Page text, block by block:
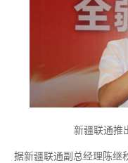
新疆联通推
据新疆联通副总经理陈继